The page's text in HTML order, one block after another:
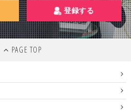
登録する
PAGE TOP